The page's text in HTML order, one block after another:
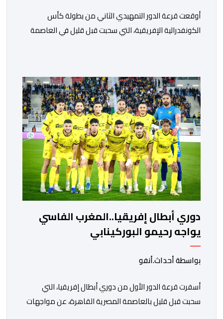
أوقعت قرعة الدور التمهيدي الثاني من بطولة كأس
الكونفدرالية الإفريقية، التي سحبت قبل قليل في العاصمة
ووسط القارة. ​وسيكون نادي الرجاء الرياضي على موعد مع
مواجهة المتأهل من المباراة التي تجمع بين إيل كانيمي
واريورز النيجيري ونادي أوديب ممثل […]
دوري أبطال إفريقيا..المغرب الفاسي
يواجه رحيمو البوركينابي
بواسطة أحداث.أنفو
أسفرت قرعة الدور الأول من دوري أبطال إفريقيا، التي
سحبت قبل قليل بالعاصمة المصرية القاهرة، عن مواجهات